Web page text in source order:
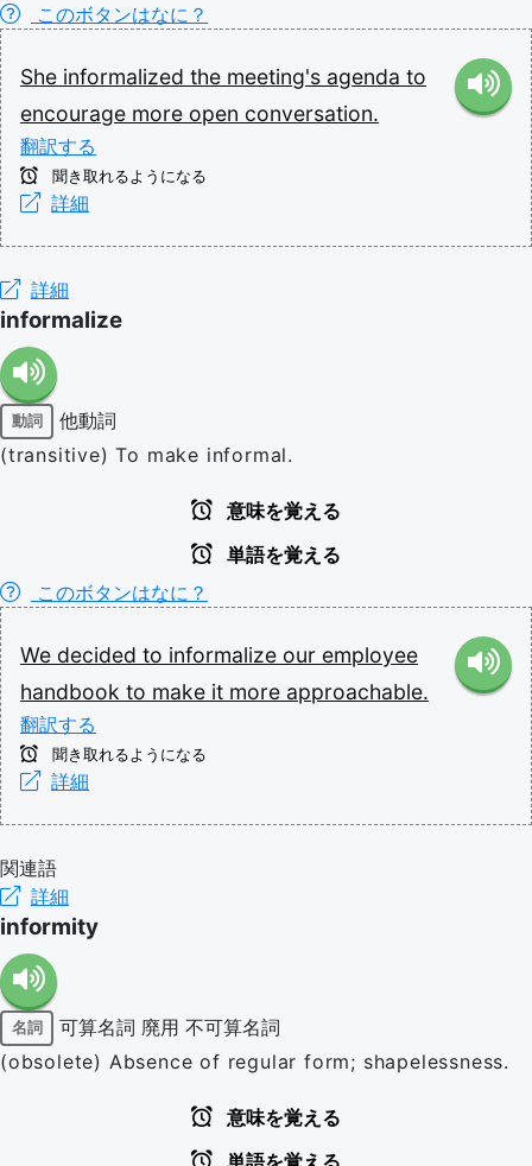
このボタンはなに？
She informalized the meeting's agenda to
encourage more open conversation.
翻訳する
聞き取れるようになる
詳細
詳細
informalize
動詞
他動詞
(transitive) To make informal.
意味を覚える
単語を覚える
このボタンはなに？
We decided to informalize our employee
handbook to make it more approachable.
翻訳する
聞き取れるようになる
詳細
関連語
詳細
informity
名詞 可算名詞 廃用 不可算名詞
(obsolete) Absence of regular form; shapelessness.
意味を覚える
単語を覚える